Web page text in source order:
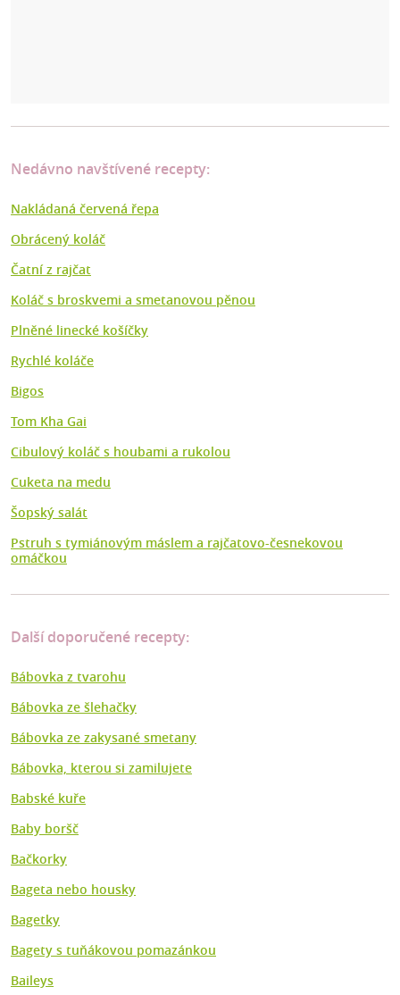
Nedávno navštívené recepty:
Nakládaná červená řepa
Obrácený koláč
Čatní z rajčat
Koláč s broskvemi a smetanovou pěnou
Plněné linecké košíčky
Rychlé koláče
Bigos
Tom Kha Gai
Cibulový koláč s houbami a rukolou
Cuketa na medu
Šopský salát
Pstruh s tymiánovým máslem a rajčatovo-česnekovou
omáčkou
Další doporučené recepty:
Bábovka z tvarohu
Bábovka ze šlehačky
Bábovka ze zakysané smetany
Bábovka, kterou si zamilujete
Babské kuře
Baby boršč
Bačkorky
Bageta nebo housky
Bagetky
Bagety s tuňákovou pomazánkou
Baileys